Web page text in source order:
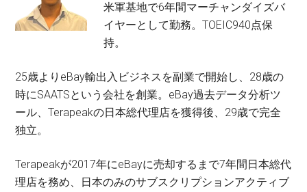
米軍基地で6年間マーチャンダイズバ
イヤーとして勤務。TOEIC940点保
持。
25歳よりeBay輸出入ビジネスを副業で開始し、28歳の
時にSAATSという会社を創業。eBay過去データ分析ツ
ール、Terapeakの日本総代理店を獲得後、29歳で完全
独立。
Terapeakが2017年にeBayに売却するまで7年間日本総代
理店を務め、日本のみのサブスクリプションアクティブ